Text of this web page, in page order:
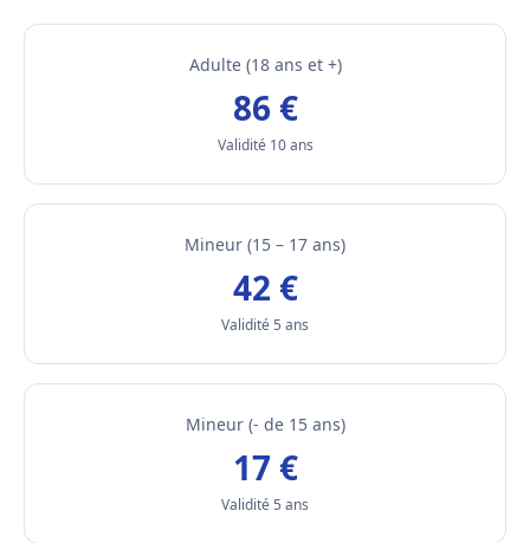
Adulte (18 ans et +)
86 €
Validité 10 ans
Mineur (15 – 17 ans)
42 €
Validité 5 ans
Mineur (- de 15 ans)
17 €
Validité 5 ans